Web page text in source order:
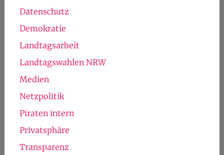
Datenschutz
Demokratie
Landtagsarbeit
Landtagswahlen NRW
Medien
Netzpolitik
Piraten intern
Privatsphäre
Transparenz